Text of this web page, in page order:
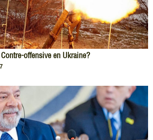
Contre-offensive en Ukraine?